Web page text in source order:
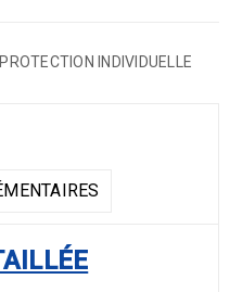
PROTECTION INDIVIDUELLE